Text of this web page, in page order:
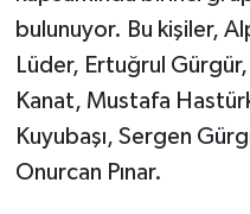
bulunuyor. Bu kişiler,
Lüder, Ertuğrul
Kanat, Mustafa
Kuyubaşı, Sergen
Onurcan Pınar.